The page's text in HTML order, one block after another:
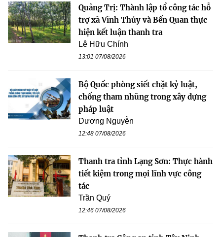
Quảng Trị: Thành lập tổ công tác hỗ
trợ xã Vĩnh Thủy và Bến Quan thực
hiện kết luận thanh tra
Lê Hữu Chính
13:01 07/08/2026
Bộ Quốc phòng siết chặt kỷ luật,
chống tham nhũng trong xây dựng
pháp luật
Dương Nguyễn
12:48 07/08/2026
Thanh tra tỉnh Lạng Sơn: Thực hành
tiết kiệm trong mọi lĩnh vực công
tác
Trần Quý
12:46 07/08/2026